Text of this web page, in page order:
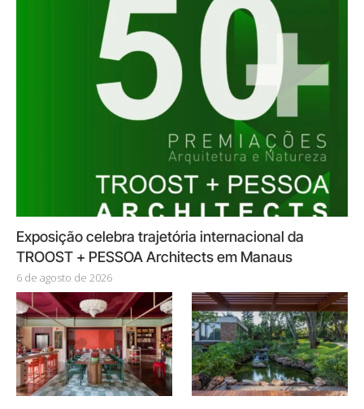
Exposição celebra trajetória internacional da
TROOST + PESSOA Architects em Manaus
6 de agosto de 2026